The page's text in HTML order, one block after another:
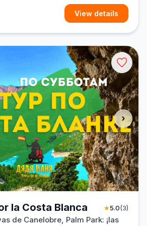
View details
›
la Costa Blanca ★5.0(3)
de Canelobre, Palm Park: ¡las